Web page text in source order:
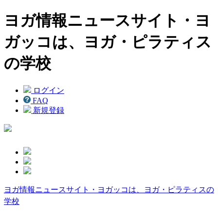
ヨガ情報ニュースサイト・ヨ
ガッコは、ヨガ・ピラティス
の学校
ログイン
FAQ
新規登録
ヨガ情報ニュースサイト・ヨガッコは、ヨガ・ピラティスの
学校